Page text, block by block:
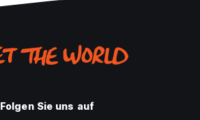
Folgen Sie uns auf